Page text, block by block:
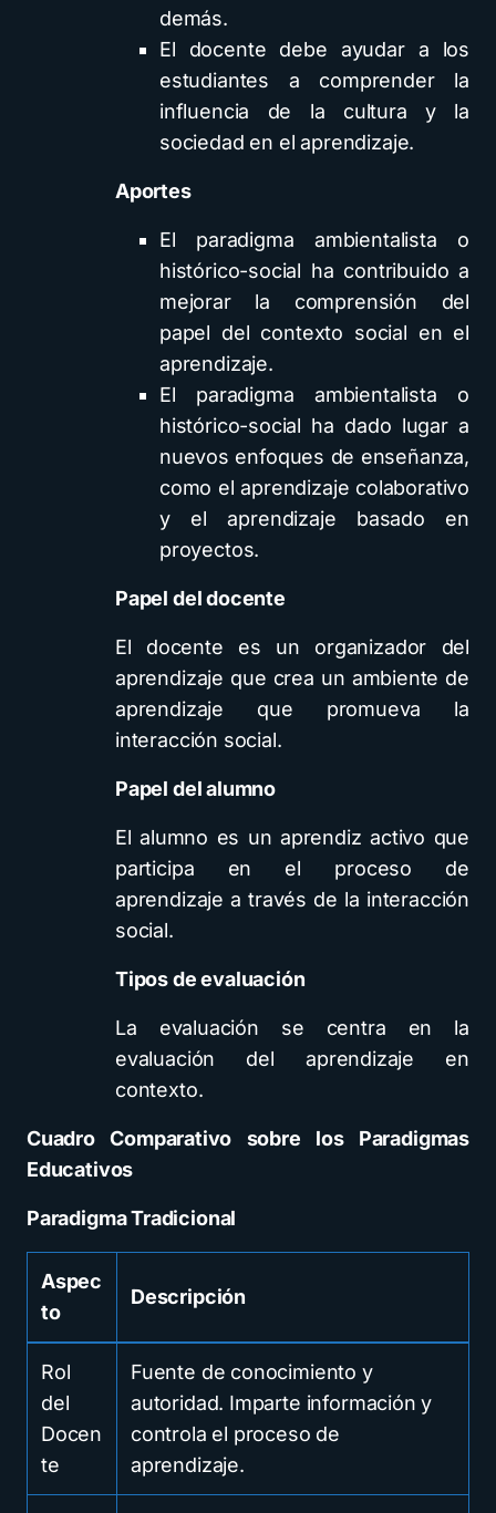
demás.
El docente debe ayudar a los
estudiantes a comprender la
influencia de la cultura y la
sociedad en el aprendizaje.
Aportes
El paradigma ambientalista o
histórico-social ha contribuido a
mejorar la comprensión del
papel del contexto social en el
aprendizaje.
El paradigma ambientalista o
histórico-social ha dado lugar a
nuevos enfoques de enseñanza,
como el aprendizaje colaborativo
y el aprendizaje basado en
proyectos.
Papel del docente
El docente es un organizador del
aprendizaje que crea un ambiente de
aprendizaje que promueva la
interacción social.
Papel del alumno
El alumno es un aprendiz activo que
participa en el proceso de
aprendizaje a través de la interacción
social.
Tipos de evaluación
La evaluación se centra en la
evaluación del aprendizaje en
contexto.
Cuadro Comparativo sobre los Paradigmas
Educativos
Paradigma Tradicional
Aspec
to
Descripción
Rol
del
Docen
te
Fuente de conocimiento y
autoridad. Imparte información y
controla el proceso de
aprendizaje.